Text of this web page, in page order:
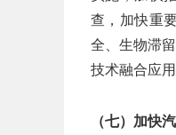
查，加快重
全、生物滞
技术融合应用
（七）加快